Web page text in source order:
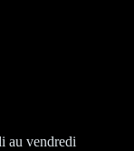
au vendredi